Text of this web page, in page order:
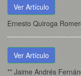
Ver Artículo
Ernesto Quiroga
Ver Artículo
** Jaime Andrés